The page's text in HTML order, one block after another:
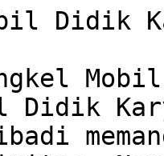
Didik
Didik